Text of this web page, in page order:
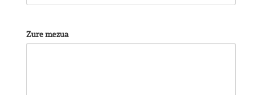
Zure mezua